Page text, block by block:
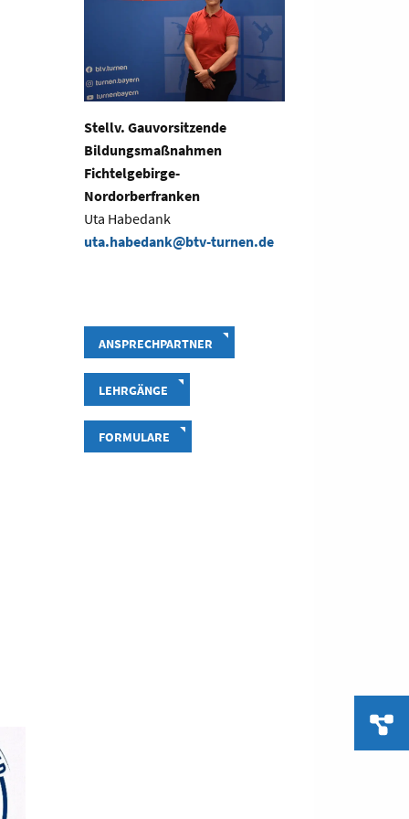
Stellv. Gauvorsitzende
Bildungsmaßnahmen
Fichtelgebirge-
Nordorberfranken
Uta Habedank
uta.habedank@btv-turnen.de
ANSPRECHPARTNER
LEHRGÄNGE
FORMULARE